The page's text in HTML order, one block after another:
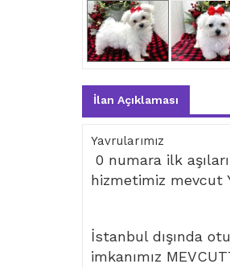
İlan Açıklaması
Yavrularımız
0 numara ilk
hizmetimiz mevcut
İstanbul dışında
imkanımız